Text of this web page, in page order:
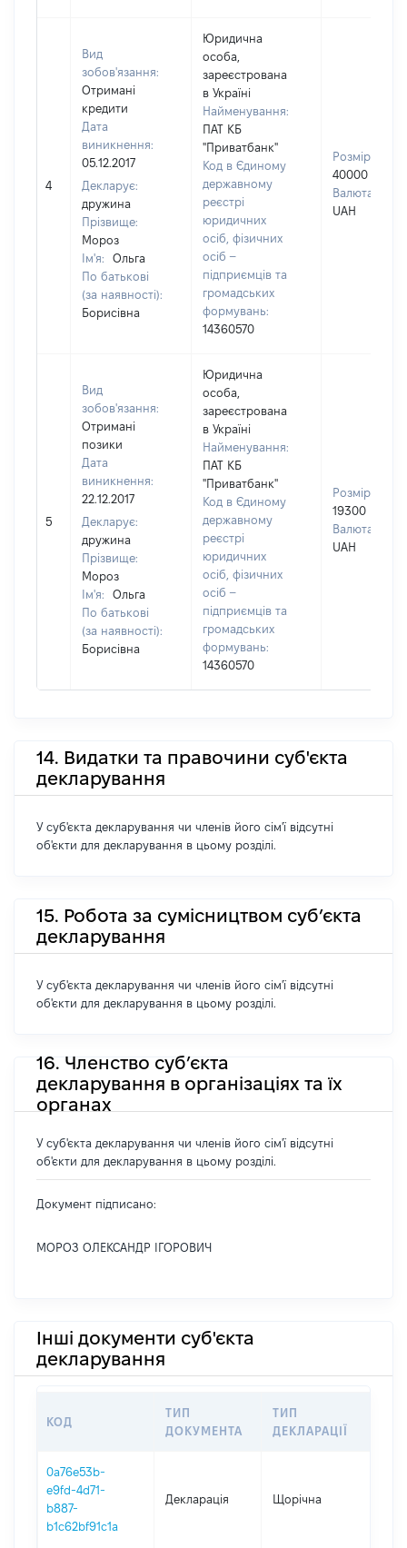
4
Вид
зобов'язання:
Отримані
кредити
Дата
виникнення:
05.12.2017
Декларує:
дружина
Прізвище:
Мороз
Ім'я:
Ольга
По батькові
(за наявності):
Борисівна
Юридична
особа,
зареєстрована
в Україні
Найменування:
ПАТ КБ
"Приватбанк"
Код в Єдиному
державному
реєстрі
юридичних
осіб, фізичних
осіб –
підприємців та
громадських
формувань:
14360570
Розмір:
40000
Валюта:
UAH
5
Вид
зобов'язання:
Отримані
позики
Дата
виникнення:
22.12.2017
Декларує:
дружина
Прізвище:
Мороз
Ім'я:
Ольга
По батькові
(за наявності):
Борисівна
Юридична
особа,
зареєстрована
в Україні
Найменування:
ПАТ КБ
"Приватбанк"
Код в Єдиному
державному
реєстрі
юридичних
осіб, фізичних
осіб –
підприємців та
громадських
формувань:
14360570
Розмір:
19300
Валюта:
UAH
14. Видатки та правочини суб'єкта
декларування
У суб'єкта декларування чи членів його сім'ї відсутні
об'єкти для декларування в цьому розділі.
15. Робота за сумісництвом суб’єкта
декларування
У суб'єкта декларування чи членів його сім'ї відсутні
об'єкти для декларування в цьому розділі.
16. Членство суб’єкта
декларування в організаціях та їх
органах
У суб'єкта декларування чи членів його сім'ї відсутні
об'єкти для декларування в цьому розділі.
Документ підписано:
МОРОЗ ОЛЕКСАНДР ІГОРОВИЧ
Інші документи суб'єкта
декларування
КОД
ТИП
ДОКУМЕНТА
ТИП
ДЕКЛАРАЦІЇ
0a76e53b-
e9fd-4d71-
b887-
b1c62bf91c1a
Декларація Щорічна